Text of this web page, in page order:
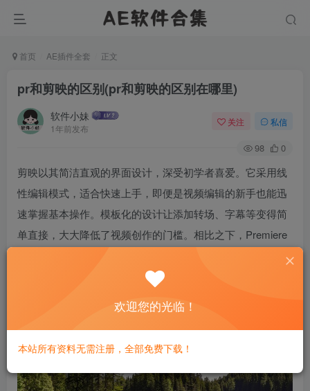
首页 AE插件全套 正文
pr和剪映的区别(pr和剪映的区别在哪里)
软件小妹
1年前发布
关注 私信
98 0
剪映以其简洁直观的界面设计，深受初学者喜爱。它采用线
性编辑模式，适合快速上手，即便是视频编辑的新手也能迅
速掌握基本操作。模板化的设计让添加转场、字幕等变得简
单直接，大大降低了视频创作的门槛。相比之下，Premiere
Pro（PR）的界面更为复杂，提供了丰富的工具栏和面板，
这虽然为专业编辑提供了无限可能，但对新手来说，学习曲
欢迎您的光临！
本站所有资料无需注册，全部免费下载！